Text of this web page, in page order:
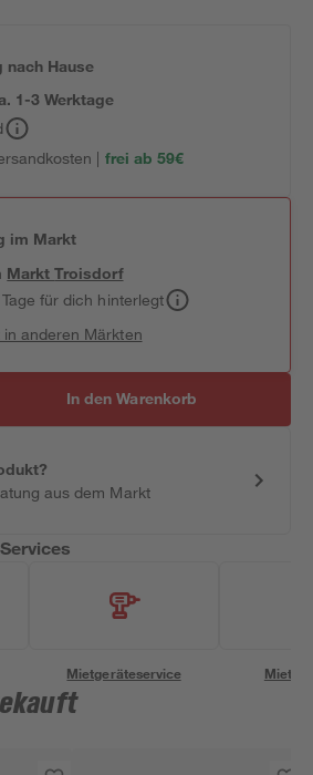
nach Hause
1-3 Werktage
| frei ab 59€
im Markt
MarktTroisdorf
für dich hinterlegt
in anderen Märkten
In den Warenkorb
aus dem Markt
Mietgeräteservice